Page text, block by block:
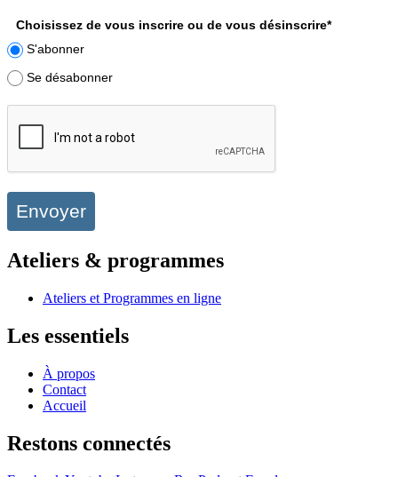
Choisissez de vous inscrire ou de vous désinscrire*
S'abonner
Se désabonner
Envoyer
Ateliers & programmes
Ateliers et Programmes en ligne
Les essentiels
À propos
Contact
Accueil
Restons connectés